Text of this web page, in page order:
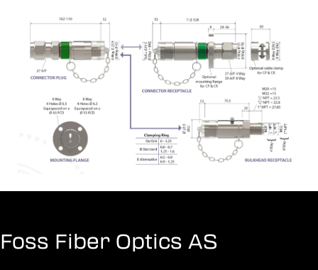
Foss Fiber Optics AS